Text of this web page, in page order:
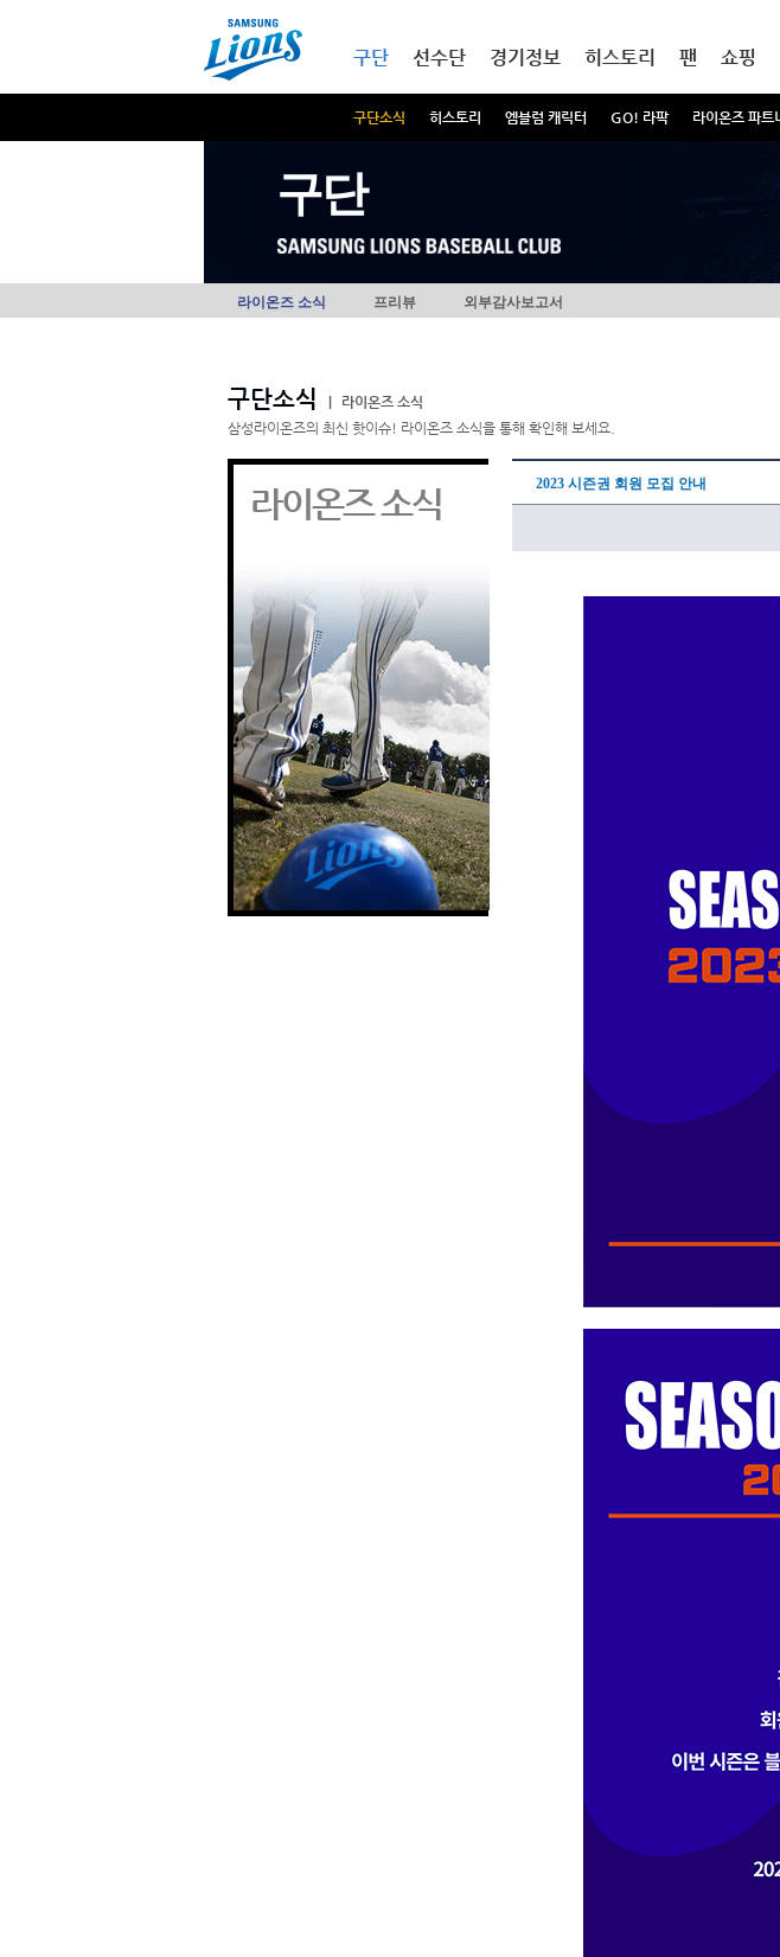
구단
구단소식 히스토리 엠블럼 캐릭터 GO! 라팍 라이온즈 파트
선수단 경기정보 히스토리 팬 쇼핑
구단
라이온즈 소식 프리뷰 외부감사보고서
구단소식
라이온즈 소식
삼성라이온즈의 최신 핫이슈! 라이온즈 소식을 통해 확인해 보세요.
라이온즈 소식 2023 시즌권 회원 모집 안내